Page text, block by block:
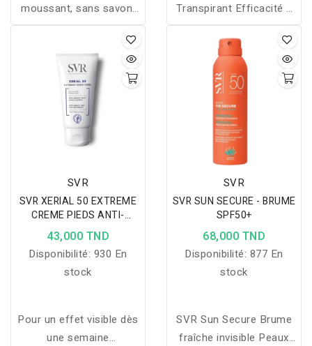
moussant, sans savon,
pour l'hygiène des peaux
tendance acnéiques
Transpirant Efficacité 7
jours contient une
nouvelle génération
d’actif : l’anti-transpirant
micro-affiné. Il est 2 fois
plus petit que les actifs
classiques pour une
action ciblée directement
au cur des pores
SVR
SVR XERIAL 50 EXTREME
CREME PIEDS ANTI-
CALLOSITES 50ML
43,000 TND
Disponibilité: 930 En
stock
Pour un effet visible dès
une semaine
SVR
SVR SUN SECURE - BRUME
SPF50+
68,000 TND
Disponibilité: 877 En
stock
SVR Sun Secure Brume
fraîche invisible Peaux